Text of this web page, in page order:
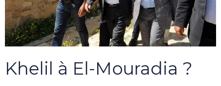
Khelil à El-Mouradia ?